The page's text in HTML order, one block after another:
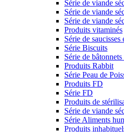
Série de viande
Série de viande
Série de viande
Produits vitaminés
Série de saucisses
Série Biscuits
Série de
Produits Rabbit
Série Peau de
Produits FD
Série FD
Produits de
Série de viande
Série Aliments
Produits